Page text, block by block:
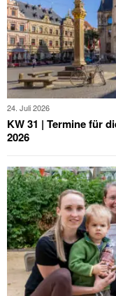
24. Juli 2026
KW 31 | Termine für
2026